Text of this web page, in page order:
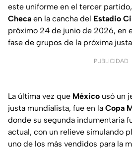
este uniforme en el tercer
Checa en la cancha del Estadio
próximo 24 de junio de 2026, en
fase de grupos de la próxima
PUBLICIDAD
La última vez que México usó un
justa mundialista, fue en la Copa
donde su segunda indumentaria
actual, con un relieve simulando
uno de los más vendidos para la